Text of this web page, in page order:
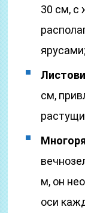
30 см, с
ярусами;
см,
м, он
оси